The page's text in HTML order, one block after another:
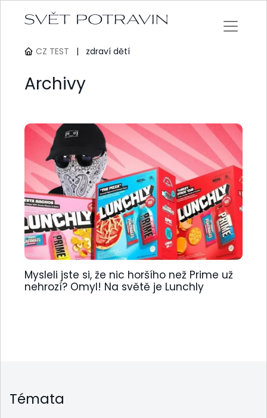
CZ TEST | zdraví dětí
Archivy
Mysleli jste si, že nic horšího než Prime už
nehrozí? Omyl! Na světě je Lunchly
Témata